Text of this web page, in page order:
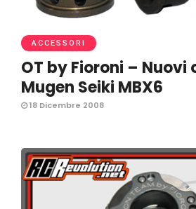
ACCESSORI
OT by Fioroni –
Mugen Seiki MBX6
18 Dicembre 2008